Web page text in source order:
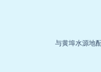
与黄埠水源地